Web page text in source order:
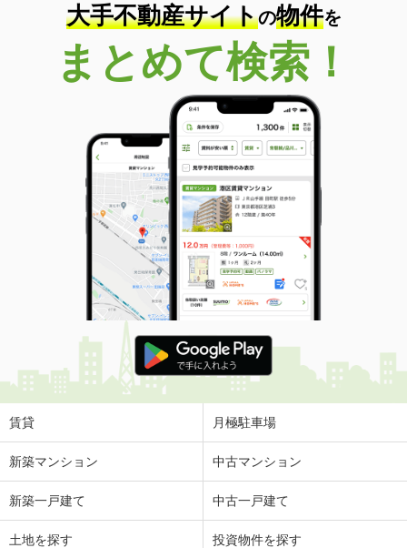
大手不動産サイトの物件を
まとめて検索！
賃貸 月極駐車場
新築マンション 中古マンション
新築一戸建て 中古一戸建て
土地を探す 投資物件を探す